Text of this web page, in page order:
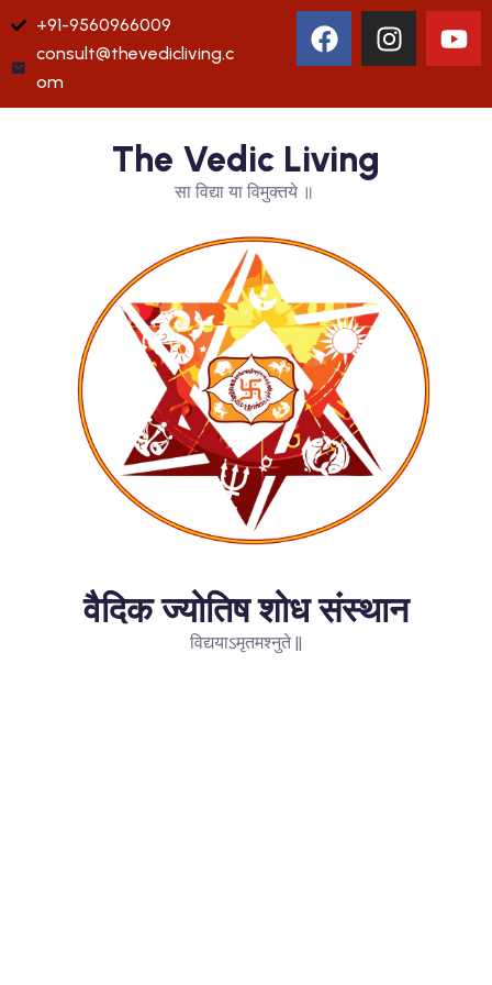
+91-9560966009
consult@thevedicliving.c
om
The Vedic Living
सा विद्या या विमुक्तये ॥
वैदिक ज्योतिष शोध संस्थान
विद्ययाऽमृतमश्नुते ||